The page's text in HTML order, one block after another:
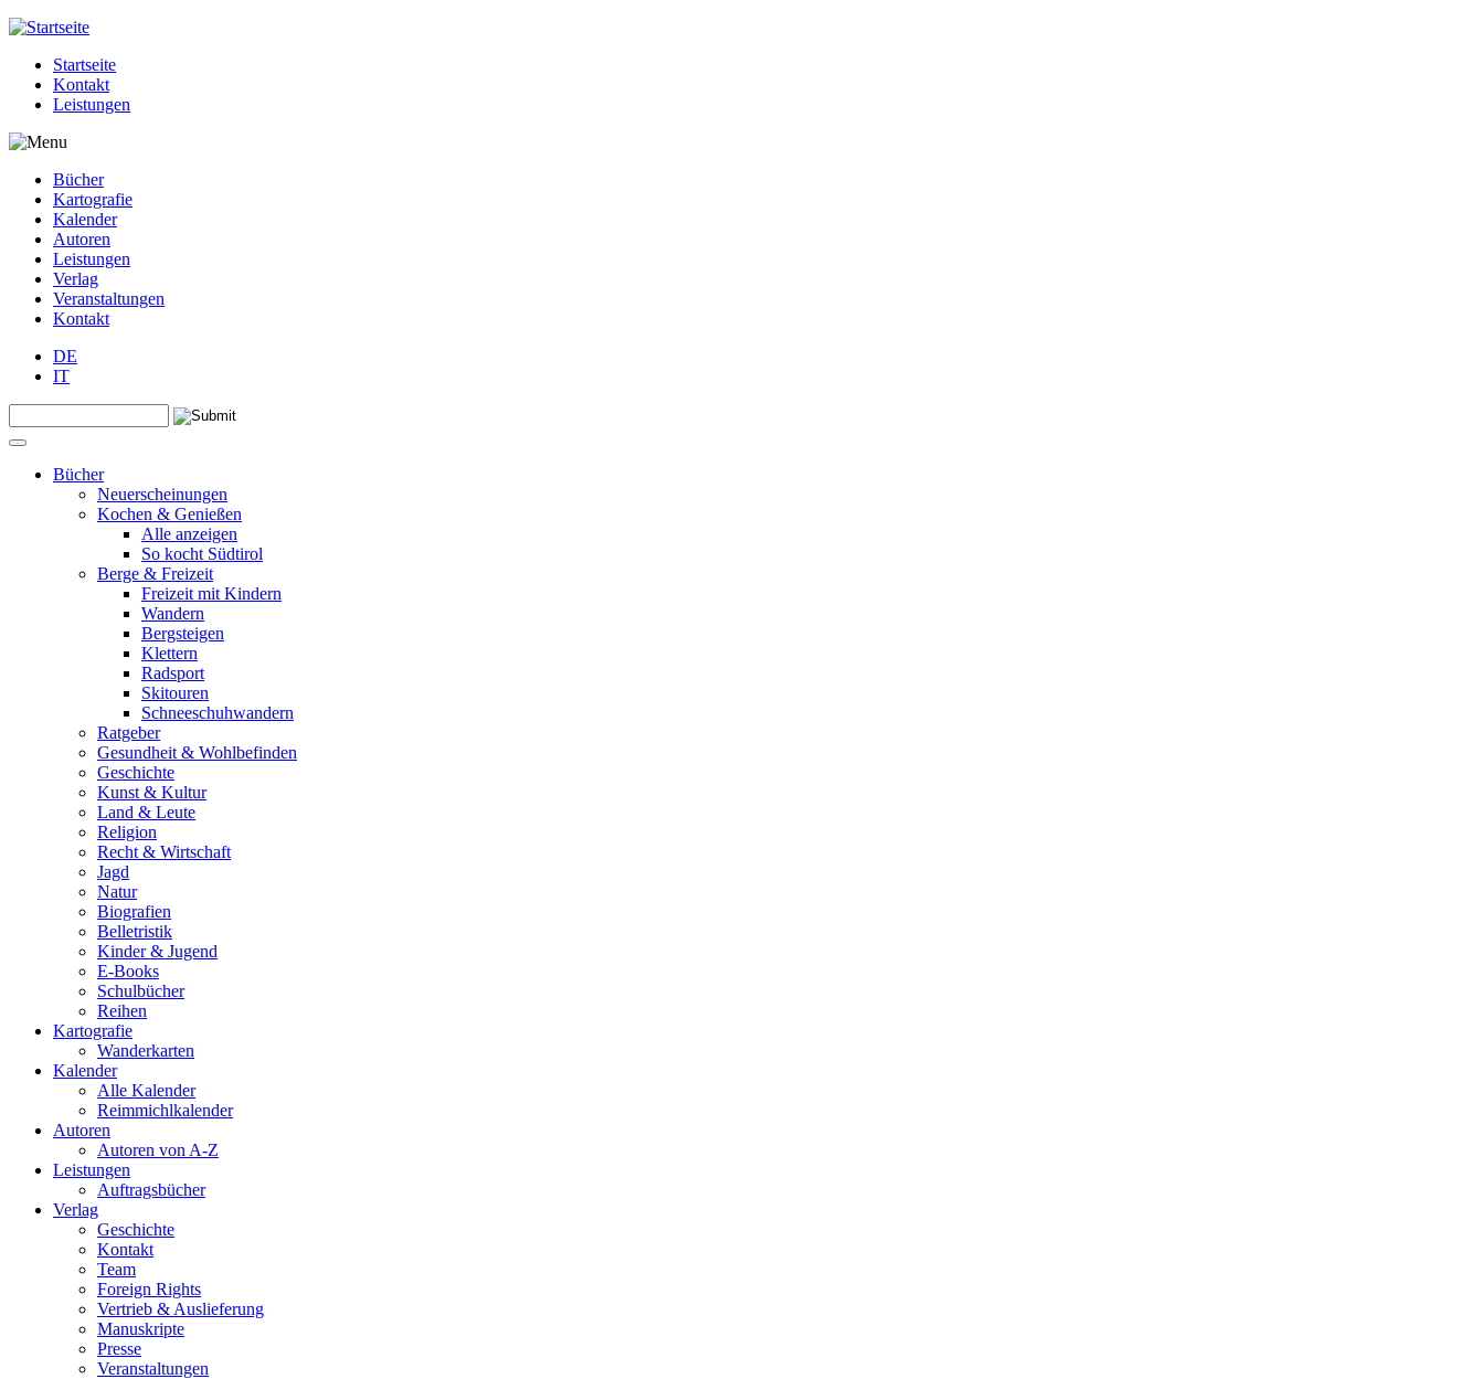
Jump to navigation
Startseite
Kontakt
Leistungen
Bücher
Kartografie
Kalender
Autoren
Leistungen
Verlag
Veranstaltungen
Kontakt
DE
IT
Suchformular
Bücher
Neuerscheinungen
Kochen & Genießen
Alle anzeigen
So kocht Südtirol
Berge & Freizeit
Freizeit mit Kindern
Wandern
Bergsteigen
Klettern
Radsport
Skitouren
Schneeschuhwandern
Ratgeber
Gesundheit & Wohlbefinden
Geschichte
Kunst & Kultur
Land & Leute
Religion
Recht & Wirtschaft
Jagd
Natur
Biografien
Belletristik
Kinder & Jugend
E-Books
Schulbücher
Reihen
Kartografie
Wanderkarten
Kalender
Alle Kalender
Reimmichlkalender
Autoren
Autoren von A-Z
Leistungen
Auftragsbücher
Verlag
Geschichte
Kontakt
Team
Foreign Rights
Vertrieb & Auslieferung
Manuskripte
Presse
Veranstaltungen